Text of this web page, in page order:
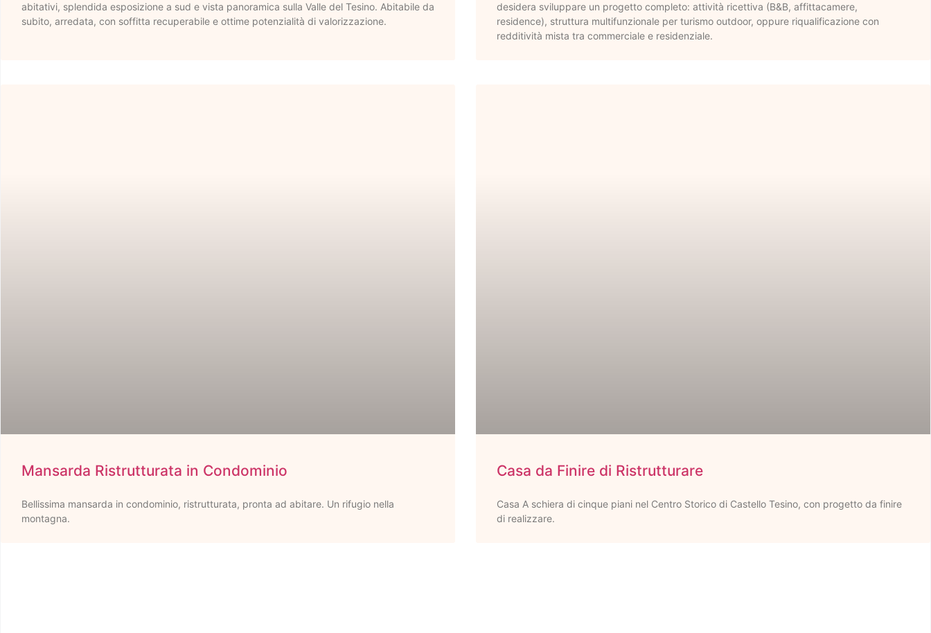
abitativi, splendida esposizione a sud e vista panoramica sulla Valle del Tesino. Abitabile da
subito, arredata, con soffitta recuperabile e ottime potenzialità di valorizzazione.
desidera sviluppare un progetto completo: attività ricettiva (B&B, affittacamere,
residence), struttura multifunzionale per turismo outdoor, oppure riqualificazione con
redditività mista tra commerciale e residenziale.
Mansarda Ristrutturata in Condominio
Bellissima mansarda in condominio, ristrutturata, pronta ad abitare. Un rifugio nella
montagna.
Casa da Finire di Ristrutturare
Casa A schiera di cinque piani nel Centro Storico di Castello Tesino, con progetto da finire
di realizzare.